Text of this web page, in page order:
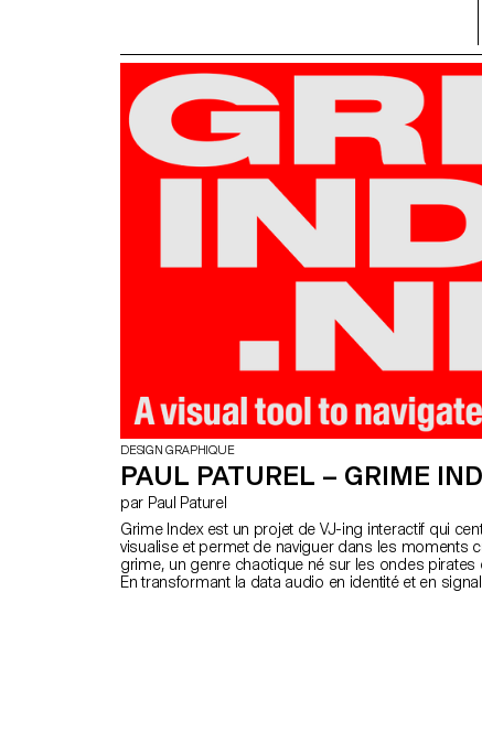
DESIGN GRAPHIQUE
PAUL PATUREL – GRIME
par Paul Paturel
Grime Index est un projet de VJ-ing interactif qui
visualise et permet de naviguer dans les moments
grime, un genre chaotique né sur les ondes pirates
En transformant la data audio en identité et en